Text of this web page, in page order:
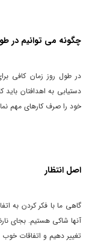
چگونه می توانیم در
در طول روز زمان کافی
دستیابی به اهدافتان
خود را صرف کارهای مهم
اصل انتظار
گاهی ما با فکر کردن به
آنها شاکی هستیم. بجای
تغییر دهیم و اتفاقات